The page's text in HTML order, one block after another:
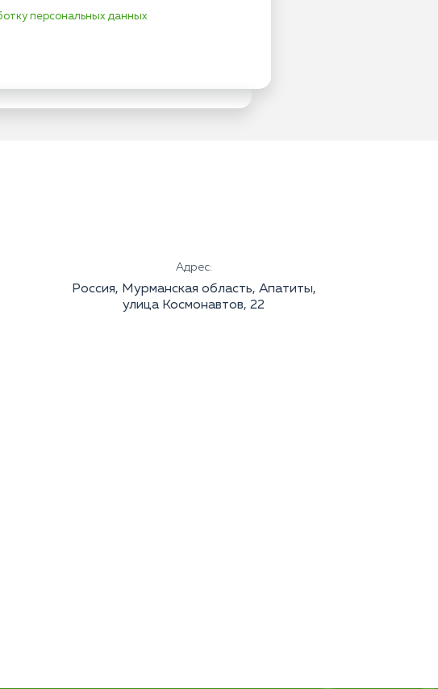
персональных данных
Адрес:
Россия, Мурманская область, Апатиты,
улица Космонавтов, 22